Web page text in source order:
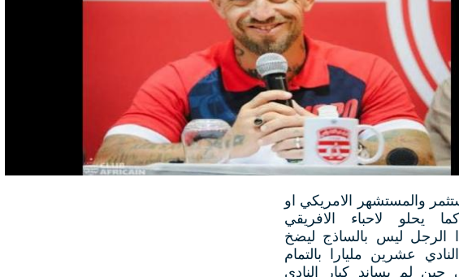
والمستشهر الامريكي او
يحلو لاحباء الافريقي
الرجل ليس بالساذج ليضخ
عشرين مليارا بالتمام
حين لم يساند كبار النادي